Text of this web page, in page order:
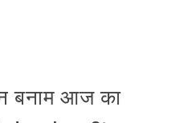
बनाम आज का